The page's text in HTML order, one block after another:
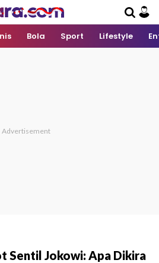
Bola Sport Lifestyle
Sentil Jokowi: Apa Dikira